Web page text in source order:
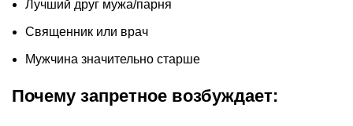
Лучший друг мужа/парня
Священник или врач
Мужчина значительно старше
Почему запретное возбуждает: